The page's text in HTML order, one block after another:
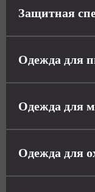
Защитная
Одежда для
Одежда для
Одежда для